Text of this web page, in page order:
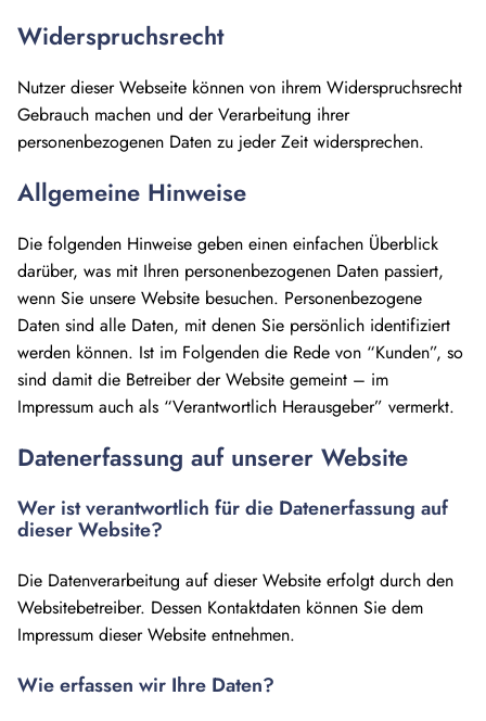
Widerspruchsrecht
Nutzer dieser Webseite können von ihrem Widerspruchsrecht
Gebrauch machen und der Verarbeitung ihrer
personenbezogenen Daten zu jeder Zeit widersprechen.
Allgemeine Hinweise
Die folgenden Hinweise geben einen einfachen Überblick
darüber, was mit Ihren personenbezogenen Daten passiert,
wenn Sie unsere Website besuchen. Personenbezogene
Daten sind alle Daten, mit denen Sie persönlich identifiziert
werden können. Ist im Folgenden die Rede von “Kunden”, so
sind damit die Betreiber der Website gemeint – im
Impressum auch als “Verantwortlich Herausgeber” vermerkt.
Datenerfassung auf unserer Website
Wer ist verantwortlich für die Datenerfassung auf
dieser Website?
Die Datenverarbeitung auf dieser Website erfolgt durch den
Websitebetreiber. Dessen Kontaktdaten können Sie dem
Impressum dieser Website entnehmen.
Wie erfassen wir Ihre Daten?